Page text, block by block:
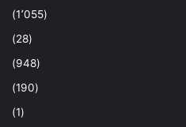
(1٬055)
(28)
(948)
(190)
(1)